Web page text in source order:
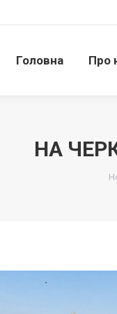
Головна Про
НА
Головна Про